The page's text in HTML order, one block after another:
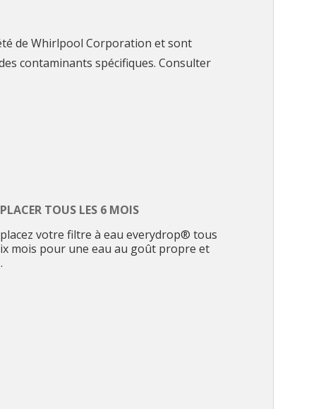
de Whirlpool Corporation et sont
contaminants spécifiques. Consulter
TOUS LES 6 MOIS
votre filtre à eau everydrop® tous
mois pour une eau au goût propre et